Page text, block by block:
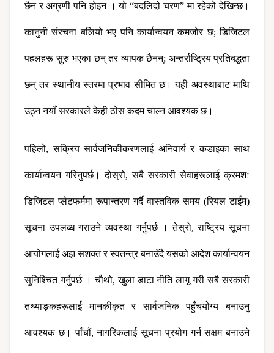
छैन र अग्रणी पनि होइन । यो “बदलिदो चरण” मा रहेको देखिन्छ।
कानुनी संरचना बलियो भए पनि कार्यान्वयन कमजोर छ; डिजिटल
पहलहरू सुरु भएका छन् तर व्यापक छैनन्; अन्तर्राष्ट्रिय प्रतिबद्धता
छन् तर स्थानीय स्तरमा प्रभाव सीमित छ। यही अवस्थाबाट माथि
उठ्न नयाँ सरकारले केही ठोस कदम चाल्न आवश्यक छ।
पहिलो, सक्रिय सार्वजनिकीकरणलाई अनिवार्य र कडाइका साथ
कार्यान्वयन गरिनुपर्छ। दोस्रो, सबै सरकारी सेवाहरूलाई क्रमशः
डिजिटल प्लेटफर्ममा रूपान्तरण गर्दै वास्तविक समय (रियल टाईम)
सूचना उपलब्ध गराउने व्यवस्था गर्नुपर्छ । तेस्रो, राष्ट्रिय सूचना
आयोगलाई अझ सशक्त र स्वतन्त्र बनाउँदै यसको आदेश कार्यान्वयन
सुनिश्चित गर्नुपर्छ । चौथो, खुला डाटा नीति लागू गरी सबै सरकारी
तथ्याङ्कहरूलाई मानकीकृत र सार्वजनिक पहुँचयोग्य बनाउनु
आवश्यक छ। पाँचौं, नागरिकलाई सूचना प्रयोग गर्न सक्षम बनाउने